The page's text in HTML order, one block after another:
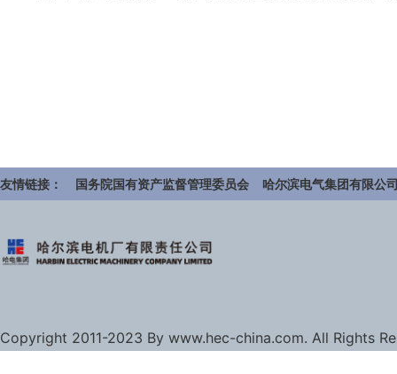
友情链接： 国务院国有资产监督管理委员会 哈尔滨电气集团有限公
Copyright 2011-2023 By www.hec-china.com. All Rights